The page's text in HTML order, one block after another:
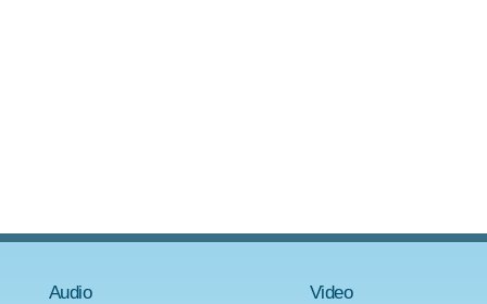
Audio Video